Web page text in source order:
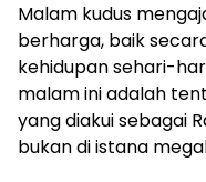
Malam kudus
berharga, baik
kehidupan sehari-
malam ini adalah
yang diakui sebagai
bukan di istana